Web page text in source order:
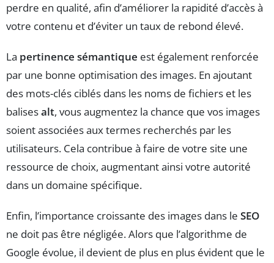
perdre en qualité, afin d’améliorer la rapidité d’accès à
votre contenu et d’éviter un taux de rebond élevé.
La pertinence sémantique est également renforcée
par une bonne optimisation des images. En ajoutant
des mots-clés ciblés dans les noms de fichiers et les
balisesalt, vous augmentez la chance que vos images
soient associées aux termes recherchés par les
utilisateurs. Cela contribue à faire de votre site une
ressource de choix, augmentant ainsi votre autorité
dans un domaine spécifique.
Enfin, l’importance croissante des images dans le SEO
ne doit pas être négligée. Alors que l’algorithme de
Google évolue, il devient de plus en plus évident que le